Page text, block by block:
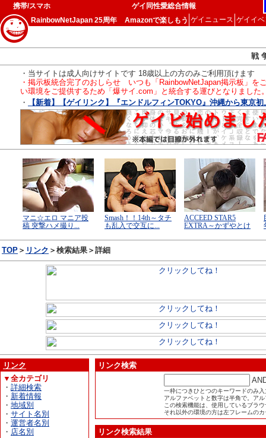
携帯/スマホ
ゲイ同性愛総合情報
RainbowNetJapan 25周年
Amazonで楽しもう ゲイニュース ゲイイ
戦
・当サイトは成人向けサイトです 18歳以上の方のみご利用頂けます
・掲示板統合完了のおしらせ いつも「RainbowNetJapan掲示板」を
い環境をご提供するため「爆サイ.com」と統合する運びとなりました
・
【新着】【ゲイリンク】『エンドルフィンTOKYO』沖縄から東京
TOP ＞ リンク ＞検索結果＞詳細
リンク
▼全カテゴリ
・ 詳細検索
・ 新着情報
・ 地域別
・ サイト名別
・ 運営者名別
・ 店名別
リンク検索
一枠につきひとつのキーワードのみ
アルファベットと数字は半角で。ア
この検索機能は、使用しているブラ
それ以外の環境の方は左フレームの
リンク検索結果